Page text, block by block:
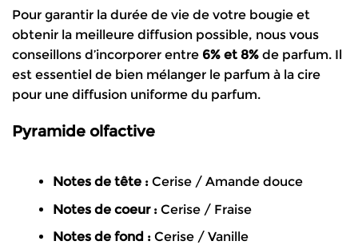
Pour garantir la durée de vie de votre bougie et
obtenir la meilleure diffusion possible, nous vous
conseillons d’incorporer entre 6% et 8% de parfum. Il
est essentiel de bien mélanger le parfum à la cire
pour une diffusion uniforme du parfum.
Pyramide olfactive
Notes de tête : Cerise / Amande douce
Notes de coeur : Cerise / Fraise
Notes de fond : Cerise / Vanille